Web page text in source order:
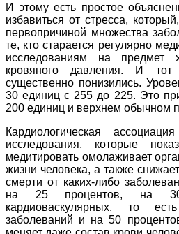
И этому есть простое
избавиться от стресса,
первопричиной множества
те, кто старается регулярно
исследованиям на предмет
кровяного давления. И тот
существенно понизились.
30 единиц с 255 до 225. Это
200 единиц и верхнем обычном
Кардиологическая
исследования, которые
медитировать омолаживает
жизни человека, а также
смерти от каких-либо
на 25 процентов, на
кардиоваскулярных, то есть
заболеваний и на 50